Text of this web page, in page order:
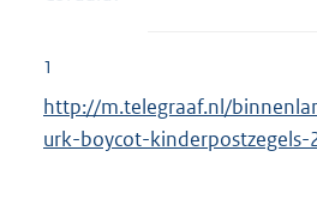
1
E
x
http://m.telegraaf.nl/
urk-boycot-